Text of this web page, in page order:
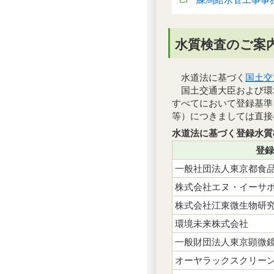
水質検査のご案
水道法に基づく 国土
国土交通大臣および環
すべてにおいて登録基
等）につきましては直
水道法に基づく登録水
登
一般社団法人東京都食
株式会社エヌ・イーサ
株式会社江東微生物研
環境未来株式会社
一般財団法人東京顕微
オーヤラックスクリー